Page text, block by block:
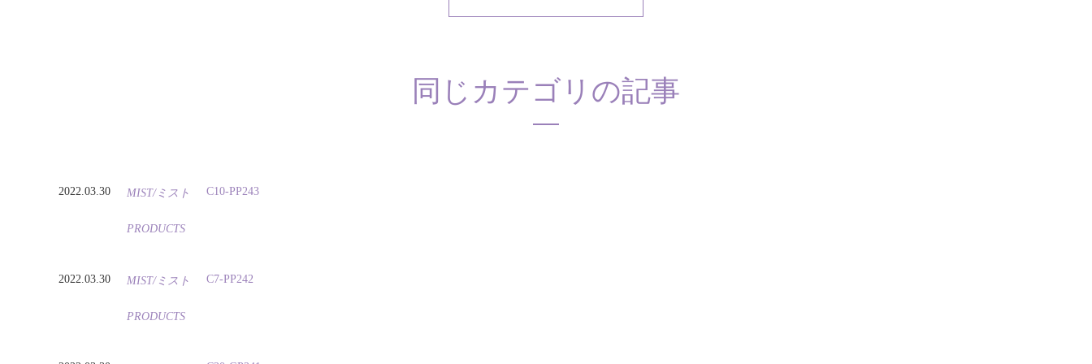
同じカテゴリの記事
2022.03.30 MIST/ミスト
PRODUCTS
C10-PP243
2022.03.30 MIST/ミスト
PRODUCTS
C7-PP242